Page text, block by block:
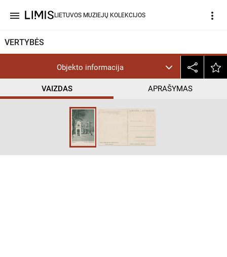
menu LIETUVOS MUZIEJŲ KOLEKCIJOS more_vert
VERTYBĖS
Objekto informacija
VAIZDAS APRAŠYMAS
CC BY help_outline